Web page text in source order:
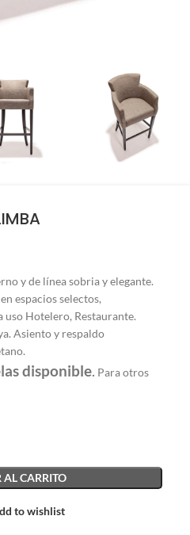
y de línea sobria y elegante.
espacios selectos,
Hotelero, Restaurante.
Asiento y respaldo
disponible. Para otros
CARRITO
to wishlist